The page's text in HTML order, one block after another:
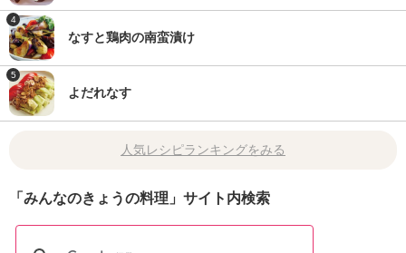
4
なすと鶏肉の南蛮漬け
5
よだれなす
人気レシピランキングをみる
「みんなのきょうの料理」サイト内検索